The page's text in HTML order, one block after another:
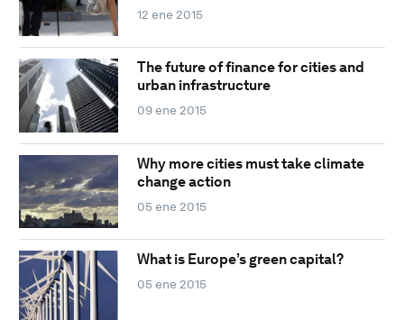
12 ene 2015
The future of finance for cities and
urban infrastructure
09 ene 2015
Why more cities must take climate
change action
05 ene 2015
What is Europe’s green capital?
05 ene 2015